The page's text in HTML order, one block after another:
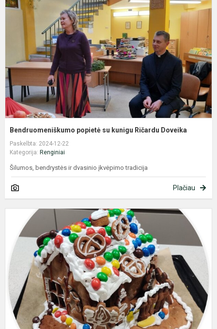
Bendruomeniškumo popietė su kunigu Ričardu Doveika
Paskelbta: 2024-12-22
Kategorija: Renginiai
Šilumos, bendrystės ir dvasinio įkvėpimo tradicija
Plačiau